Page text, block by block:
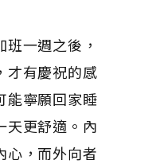
一週之後，
才有慶祝的感
能寧願回家睡
天更舒適。內
心，而外向者